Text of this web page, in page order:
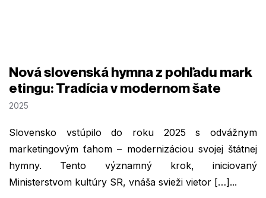
Nová slovenská hymna z pohľadu mark
etingu: Tradícia v modernom šate
2025
Slovensko vstúpilo do roku 2025 s odvážnym
marketingovým ťahom – modernizáciou svojej štátnej
hymny. Tento významný krok, iniciovaný
Ministerstvom kultúry SR, vnáša svieži vietor […]...